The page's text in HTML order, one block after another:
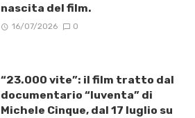
nascita del film.
16/07/2026 0
“23.000 vite”: il film tratto dal
documentario “Iuventa” di
Michele Cinque, dal 17 luglio su